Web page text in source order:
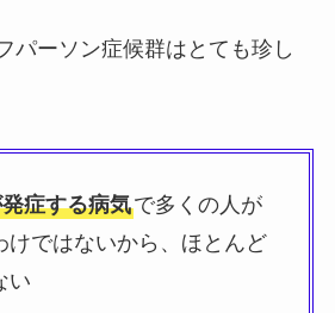
パーソン症候群はとても珍し
症する病気で多くの人が
けではないから、ほとんど
い